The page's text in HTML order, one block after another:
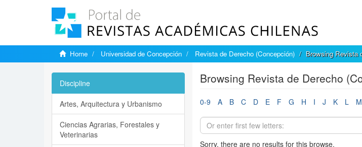
Home Universidad de Concepción Revista de Derecho (Concepción) Browsing Revista
Browsing Revista de Derecho
0-9 A B C D E F G H I J K L M
Sorry, there are no results for this browse.
Discipline
Artes, Arquitectura y Urbanismo
Ciencias Agrarias, Forestales y
Veterinarias